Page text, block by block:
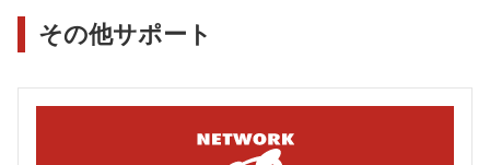
その他サポート